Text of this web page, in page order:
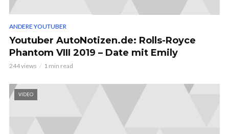
ANDERE YOUTUBER
Youtuber AutoNotizen.de: Rolls-Royce
Phantom VIII 2019 – Date mit Emily
244 views 1 min read
VIDEO